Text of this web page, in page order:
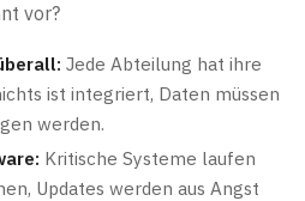
vor?
Jede Abteilung hat ihre
ist integriert, Daten müssen
werden.
Kritische Systeme laufen
Updates werden aus Angst